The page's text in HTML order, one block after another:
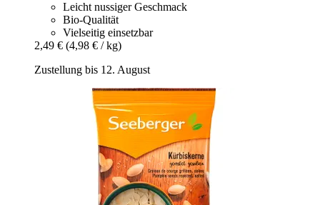
Leicht nussiger Geschmack
Bio-Qualität
Vielseitig einsetzbar
2,49 € (4,98 € / kg)
Zustellung bis 12. August